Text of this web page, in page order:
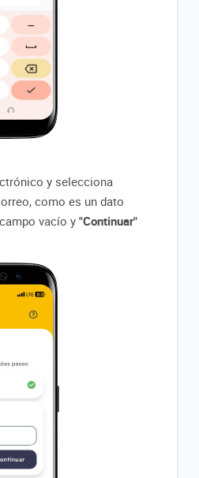
y selecciona
como es un dato
vacío y "Continuar"